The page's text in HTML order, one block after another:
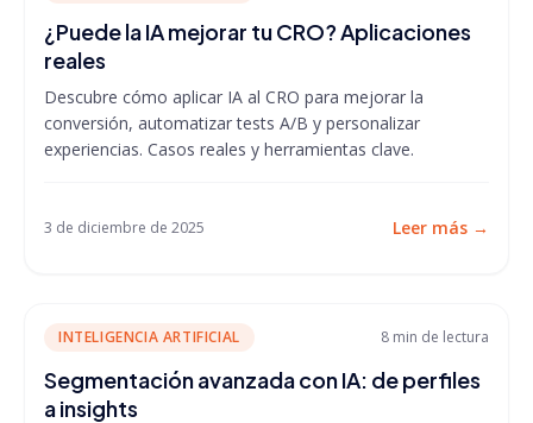
¿Puede la IA mejorar tu CRO? Aplicaciones
reales
Descubre cómo aplicar IA al CRO para mejorar la
conversión, automatizar tests A/B y personalizar
experiencias. Casos reales y herramientas clave.
3 de diciembre de 2025 Leer más →
INTELIGENCIA ARTIFICIAL 8 min de lectura
Segmentación avanzada con IA: de perfiles
a insights